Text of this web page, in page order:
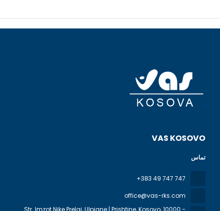
VAS KOSOVO
تماس
+383 49 747 747
office@vas-rks.com
Str. Imzot Nike Prelaj, Ulpiane | Prishtine, Kosovo, 10000 -